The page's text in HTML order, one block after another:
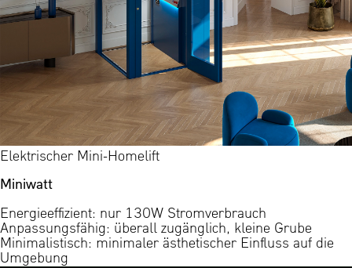
Elektrischer Mini-Homelift
Miniwatt
Energieeffizient: nur 130W Stromverbrauch
Anpassungsfähig: überall zugänglich, kleine Grube
Minimalistisch: minimaler ästhetischer Einfluss auf die
Umgebung